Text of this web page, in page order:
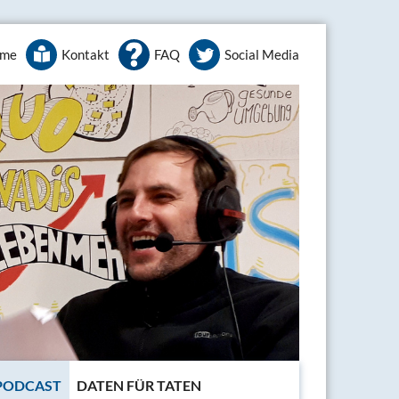
Kontakt FAQ Social Media
DATEN FÜR TATEN